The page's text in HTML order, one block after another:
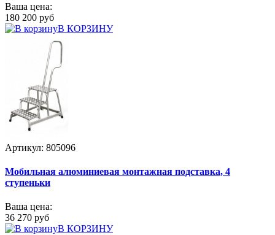
Ваша цена:
180 200 руб
В КОРЗИНУ
Артикул: 805096
Мобильная алюминиевая монтажная подставка, 4
ступеньки
Ваша цена:
36 270 руб
В КОРЗИНУ